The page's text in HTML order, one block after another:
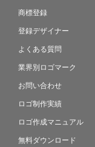
商標登録
登録デザイナー
よくある質問
業界別ロゴマーク
お問い合わせ
ロゴ制作実績
ロゴ作成マニュアル
無料ダウンロード